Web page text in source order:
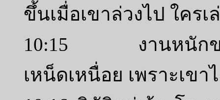
ขึ้นเมื่อเขาล่วงไป ใครเ
10:15 งานหนักของ
เหน็ดเหนื่อย เพราะเข